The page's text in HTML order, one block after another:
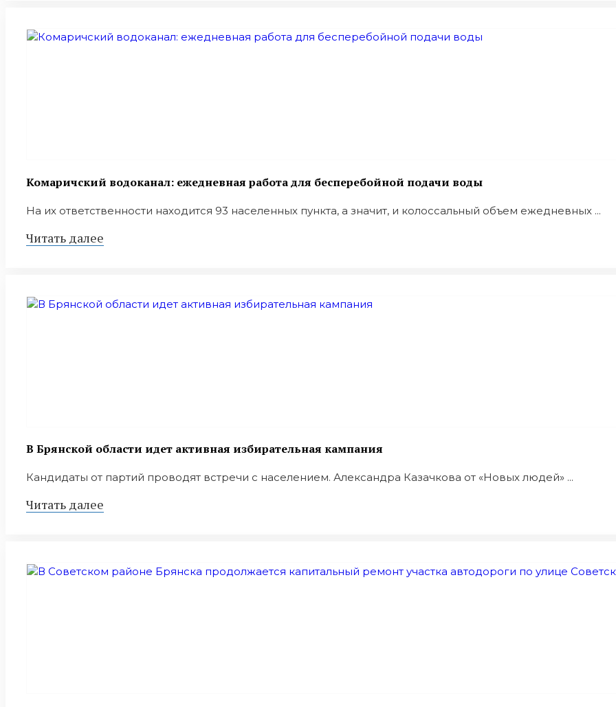
Комаричский водоканал: ежедневная работа для бесперебойной подачи воды
На их ответственности находится 93 населенных пункта, а значит, и колоссальный объем ежедневных ...
Читать далее
В Брянской области идет активная избирательная кампания
Кандидаты от партий проводят встречи с населением. Александра Казачкова от «Новых людей» ...
Читать далее